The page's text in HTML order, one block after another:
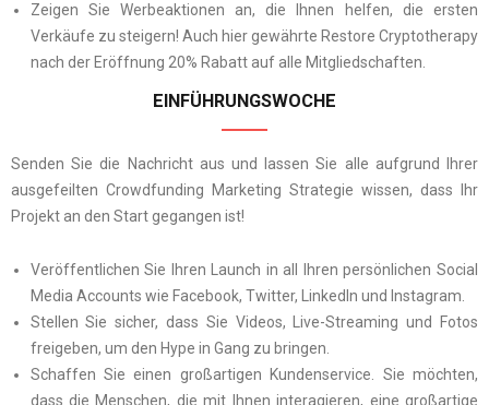
Zeigen Sie Werbeaktionen an, die Ihnen helfen, die ersten
Verkäufe zu steigern! Auch hier gewährte Restore Cryptotherapy
nach der Eröffnung 20% Rabatt auf alle Mitgliedschaften.
EINFÜHRUNGSWOCHE
Senden Sie die Nachricht aus und lassen Sie alle aufgrund Ihrer
ausgefeilten Crowdfunding Marketing Strategie wissen, dass Ihr
Projekt an den Start gegangen ist!
Veröffentlichen Sie Ihren Launch in all Ihren persönlichen Social
Media Accounts wie Facebook, Twitter, LinkedIn und Instagram.
Stellen Sie sicher, dass Sie Videos, Live-Streaming und Fotos
freigeben, um den Hype in Gang zu bringen.
Schaffen Sie einen großartigen Kundenservice. Sie möchten,
dass die Menschen, die mit Ihnen interagieren, eine großartige